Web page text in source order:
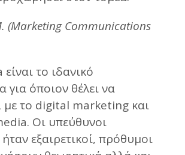
(Marketing Communications
το ιδανικό
όποιον θέλει να
με το digital marketing και
Οι υπεύθυνοι
εξαιρετικοί, πρόθυμοι